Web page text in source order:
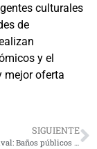
culturales
de
y el
mejor oferta
SIGUIENTE
Temporada estival: Baños públicos y gratuitos ya están operativos en la Costanera de Coquimbo